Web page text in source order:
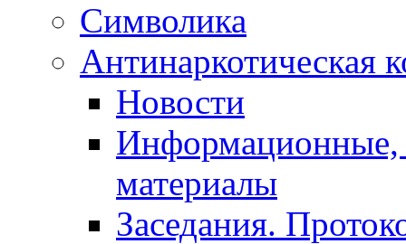
Символика
Антинаркотическая
Новости
Информационные,
материалы
Заседания.